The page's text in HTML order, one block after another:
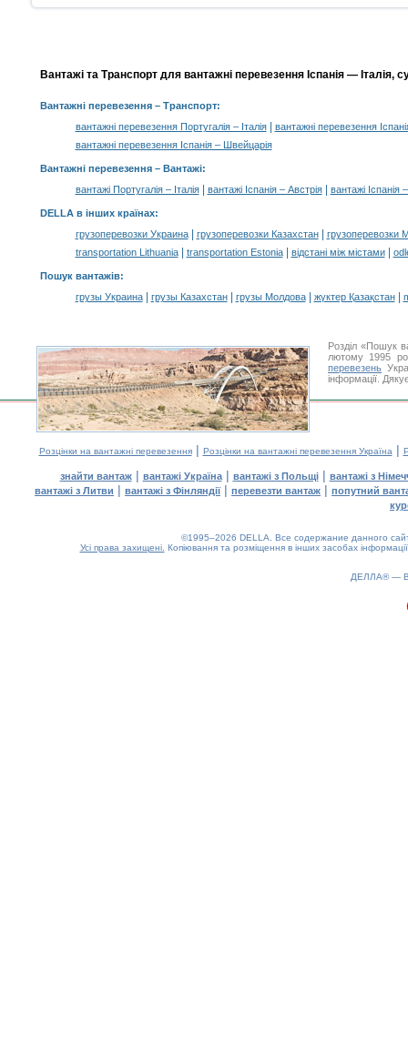
Вантажі та Транспорт для вантажні перевезення Іспанія — Італія,
Вантажні перевезення– Транспорт:
вантажні перевезення Португалія – Італія|
вантажні перевезення
вантажні перевезення Іспанія – Швейцарія
Вантажні перевезення – Вантажі:
вантажі Португалія – Італія| вантажі Іспанія – Австрія| вантажі Іспанія
DELLA в інших країнах:
грузоперевозки Украина| грузоперевозки Казахстан|
грузоперевозки
transportation Lithuania| transportation Estonia| відстані між містами|
Пошук вантажів:
грузы Украина| грузы Казахстан| грузы Молдова| жүктер Қазақстан|
Розділ «Пошук
лютому 1995
перевезень
інформації.
Розцінки на вантажні перевезення| Розцінки на вантажні перевезення Україна |
знайти вантаж| вантажі Україна| вантажі з Польщі| вантажі з
вантажі з Литви | вантажі з Фінляндії| перевезти вантаж | попутний
©1995–2026 DELLA. Все содержание данного
Усі права захищені. Копіювання та розміщення в інших засобах
ДЕЛЛА® —